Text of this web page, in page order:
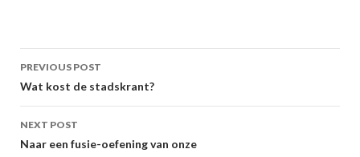
Post
navigation
PREVIOUS POST
Wat kost de stadskrant?
NEXT POST
Naar een fusie-oefening van onze